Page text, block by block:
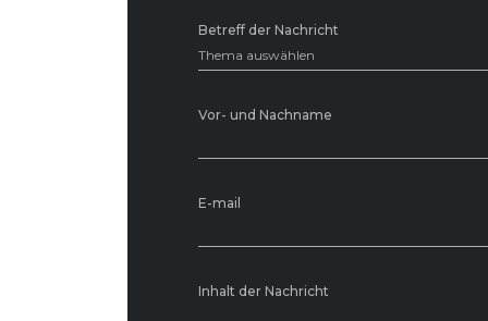
Betreff der Nachricht
Thema auswählen
Vor- und Nachname
E-mail
Inhalt der Nachricht